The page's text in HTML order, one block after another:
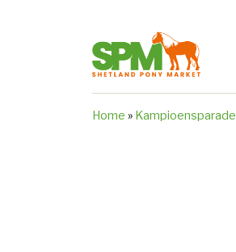
Home » Kampioensparade